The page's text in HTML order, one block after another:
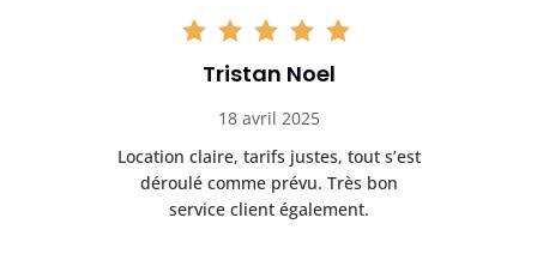
Tristan Noel
18 avril 2025
Location claire, tarifs justes, tout s’est
déroulé comme prévu. Très bon
service client également.